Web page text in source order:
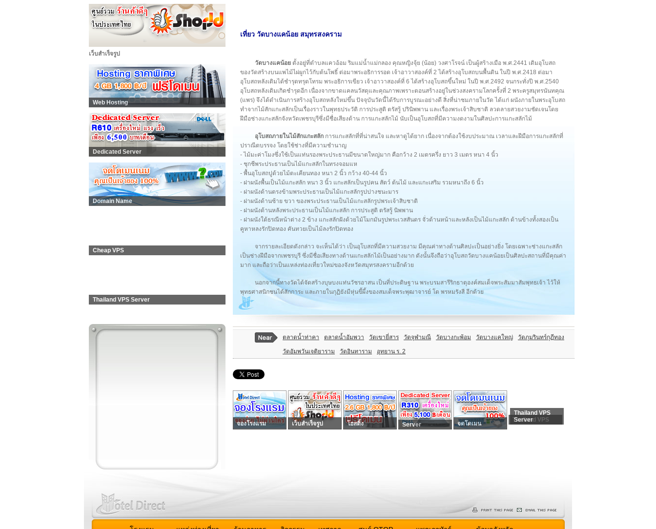
เว็บสำเร็จรูป
Web Hosting
Dedicated Server
Domain Name
Cheap VPS
Thailand VPS Server
เที่ยว วัดบางแคน้อย สมุทรสงคราม
วัดบางแคน้อย ตั้งอยู่ที่ตำบลแควอ้อม ริมแม่น้ำแม่กลอง คุณหญิงจุ้ย (น้อย) วงศาโรจน์ เป็นผู้สร้างเมือ พ.ศ.2441 เดิมอุโบสถ
ของวัดสร้างบนแพไม้ไผ่ผูกไว้กับต้นโพธิ์ ต่อมาพระอธิการรอด เจ้าอาวาสองค์ที่ 2 ได้สร้างอุโบสถบนพื้นดิน ในปี พ.ศ.2418 ต่อมา
อุโบสถหลังเดิมได้ชำรุดทรุดโทรม พระอธิการเขียว เจ้าอาวาสองค์ที่ 6 ได้สร้างอุโบสถขึ้นใหม่ ในปี พ.ศ.2492 จนกระทั่งปี พ.ศ.2540
อุโบสถหลังเดิมเกิดชำรุดอีก เนื่องจากขาดแคลนวัสดุและคุณภาพเพราะตอนสร้างอยู่ในช่วงสงครามโลกครั้งที่ 2 พระครูสมุทรนันทคุณ
(แพร) จึงได้ดำเนินการสร้างอุโบสถหลังใหม่ขึ้น ปัจจุบันวัดนี้ได้รับการบูรณะอย่างดี สิ่งที่น่าชมภายในวัด ได้แก่ ผนังภายในพระอุโบสถ
ทำจากไม้สักแกะสลักเป็นเรื่องราวในพุทธประวัติ การประสูติ ตรัสรู้ ปรินิพพาน และเรื่องพระเจ้าสิบชาติ ลวดลายสวยงามชัดเจนโดย
ฝีมือช่างแกะสลักจังหวัดเพชรบุรีซึ่งมีชื่อเสียงด้าน การแกะสลักไม้ นับเป็นอุโบสถที่มีความงดงามในศิลปะการแกะสลักไม้
อุโบสถภายในไม้สักแกะสลัก การแกะสลักที่ที่น่าสนใจ และหาดูได้ยาก เนื่องจากต้องใช้งบประมาณ เวลาและฝีมือการแกะสลักที่
ปราณีตบรรจง โดยใช้ช่างที่มีความชำนาญ
- ไม้มะค่าโมงซึ่งใช้เป็นแท่นรองพระประธานมีขนาดใหญ่มาก คือกว้าง 2 เมตรครึ่ง ยาว 3 เมตร หนา 4 นิ้ว
- ชุกชีพระประธานเป็นไม้แกะสลักในทรงจอมแห
- พื้นอุโบสถปูด้วยไม้ตะเคียนทอง หนา 2 นิ้ว กว้าง 40-44 นิ้ว
- ฝาผนังพื้นเป็นไม้แกะสลัก หนา 3 นิ้ว แกะสลักเป็นรูปคน สัตว์ ต้นไม้ และแกะเสริม รวมหนาถึง 6 นิ้ว
- ฝาผนังด้านตรงข้ามพระประธานเป็นไม้แกะสลักรูปปางชนะมาร
- ฝาผนังด้านซ้าย ขวา ของพระประธานเป็นไม้แกะสลักรูปพระเจ้าสิบชาติ
- ฝาผนังด้านหลังพระประธานเป็นไม้แกะสลัก การประสูติ ตรัสรู้ นิพพาน
- ฝาผนังใต้ธรณีหน้าต่าง 2 ข้าง แกะสลักฝังด้วยไม้โมกมันรูปพระเวสสันดร จั่วด้านหน้าและหลังเป็นไม้แกะสลัก ด้านข้างทั้งสองเป็น
คูหาหลงรักปิดทอง คันทวยเป็นไม้ลงรักปิดทอง
จากรายละเอียดดังกล่าว จะเห็นได้ว่า เป็นอุโบสถที่มีความสวยงาม มีคุณค่าทางด้านศิลปะเป็นอย่างยิ่ง โดยเฉพาะช่างแกะสลัก
เป็นช่างฝีมือจากเพชรบุรี ซึ่งมีชื่อเสียงทางด้านแกะสลักไม้เป็นอย่างมาก ดังนั้นจึงถือว่าอุโบสถวัดบางแคน้อยเป็นศิลปะสถานที่มีคุณค่า
มาก และถือว่าเป็นแหล่งท่องเที่ยวใหม่ของจังหวัดสมุทรสงครามอีกด้วย
นอกจากนี้ทางวัดได้จัดสร้างบุษบงแท่นวัชรอาสน เป็นที่ประดิษฐาน พระบรมสารีริกธาตุองค์สมเด็จพระสัมมาสัมพุทธเจ้า ไว้ให้
พุทธศาสนิกชนได้สักการะ และภายในกุฏิยังมีหุ่นขี้ผึ้งของสมเด็จพระพุฒาจารย์ โต พรหมรังสี อีกด้วย
ตลาดน้ำท่าคา ตลาดน้ำอัมพวา วัดเขายี่สาร วัดจุฬามณี วัดบางกะพ้อม วัดบางแคใหญ่ วัดภุมรินทร์กุฏีทอง
วัดอัมพวันเจติยาราม วัดอินทาราม อุทยาน ร. 2
จองโรงแรม เว็บสำเร็จรูป โฮสติ้ง Server จดโดเมน
Thailand VPS
Thailand VPS
Server